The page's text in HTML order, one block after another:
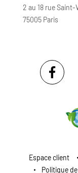
2 au 18 rue
75005 Paris
Espace client
Politique